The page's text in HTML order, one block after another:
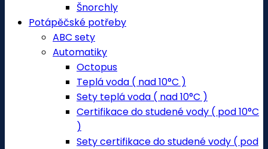
Šnorchly
Potápěčské potřeby
ABC sety
Automatiky
Octopus
Teplá voda ( nad 10°C )
Sety teplá voda ( nad 10°C )
Certifikace do studené vody ( pod 10°C
)
Sety certifikace do studené vody ( pod